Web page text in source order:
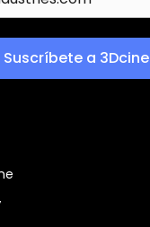
Suscríbete a 3Dcine